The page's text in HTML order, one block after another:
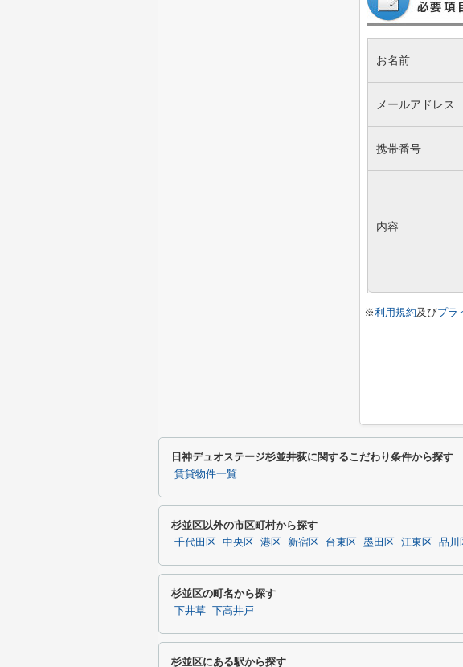
お名前
メールアドレス
携帯番号
内容
※利用規約及びプラ
日神デュオステージ杉並井荻に関するこだわり条件から探す
賃貸物件一覧
杉並区以外の市区町村から探す
千代田区 中央区 港区 新宿区 台東区 墨田区 江東区 品川
杉並区の町名から探す
下井草 下高井戸
杉並区にある駅から探す